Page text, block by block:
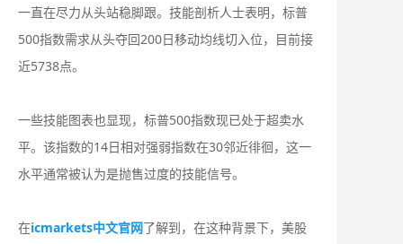
一直在尽力从头站稳脚跟。技能剖析人士表明，标普
500指数需求从头夺回200日移动均线切入位，目前接
近5738点。
一些技能图表也显现，标普500指数现已处于超卖水
平。该指数的14日相对强弱指数在30邻近徘徊，这一
水平通常被认为是抛售过度的技能信号。
在icmarkets中文官网了解到，在这种背景下，美股